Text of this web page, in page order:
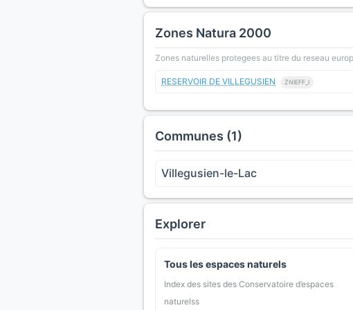
Zones Natura 2000
Zones naturelles protegees au titre du reseau
RESERVOIR DE VILLEGUSIEN ZNIEFF_I
Communes (1)
Villegusien-le-Lac
Explorer
Tous les espaces naturels
Index des sites des Conservatoire d’espaces
naturelss